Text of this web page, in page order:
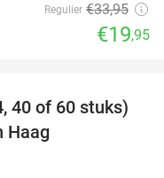
Regulier €33,95
€19,95
49%
40 of 60 stuks)
Haag